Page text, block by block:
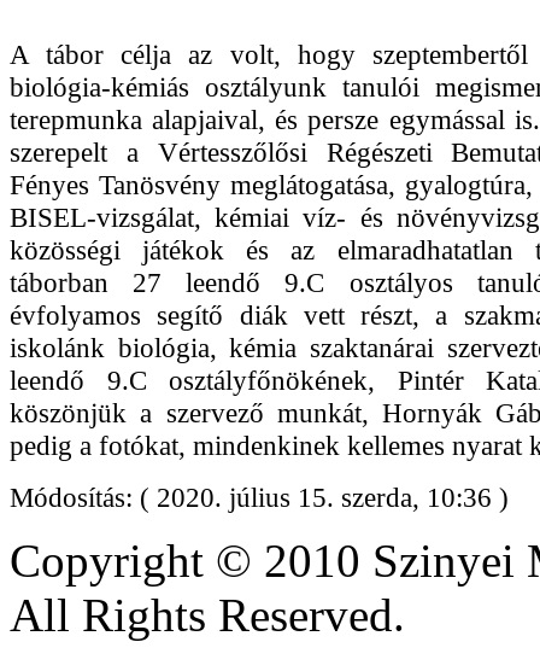
A tábor célja az volt, hogy szeptembertől
biológia-kémiás osztályunk tanulói
terepmunka alapjaival, és persze egymással
szerepelt a Vértesszőlősi Régészeti
Fényes Tanösvény meglátogatása,
BISEL-vizsgálat, kémiai víz- és
közösségi játékok és az
táborban 27 leendő 9.C osztályos
évfolyamos segítő diák vett részt, a
iskolánk biológia, kémia szaktanárai
leendő 9.C osztályfőnökének, Pintér
köszönjük a szervező munkát, Hornyák
pedig a fotókat, mindenkinek kellemes nyarat
Módosítás: ( 2020. július 15. szerda, 10:36 )
Copyright © 2010 Szinyei
All Rights Reserved.